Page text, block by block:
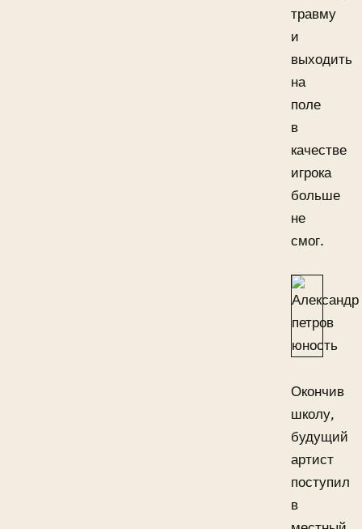
травму
и
выходить
на
поле
в
качестве
игрока
больше
не
смог.
Окончив
школу,
будущий
артист
поступил
в